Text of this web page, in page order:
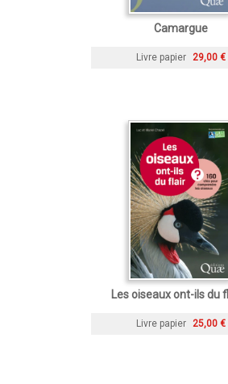
Camargue
Livre papier 29,00 €
Les oiseaux ont-ils du
Livre papier 25,00 €